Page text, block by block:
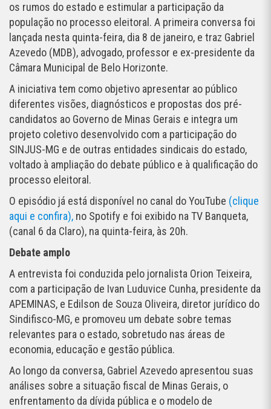
os rumos do estado e estimular a participação da
população no processo eleitoral. A primeira conversa foi
lançada nesta quinta-feira, dia 8 de janeiro, e traz Gabriel
Azevedo (MDB), advogado, professor e ex-presidente da
Câmara Municipal de Belo Horizonte.
A iniciativa tem como objetivo apresentar ao público
diferentes visões, diagnósticos e propostas dos pré-
candidatos ao Governo de Minas Gerais e integra um
projeto coletivo desenvolvido com a participação do
SINJUS-MG e de outras entidades sindicais do estado,
voltado à ampliação do debate público e à qualificação do
processo eleitoral.
O episódio já está disponível no canal do YouTube (clique
aqui e confira), no Spotify e foi exibido na TV Banqueta,
(canal 6 da Claro), na quinta-feira, às 20h.
Debate amplo
A entrevista foi conduzida pelo jornalista Orion Teixeira,
com a participação de Ivan Luduvice Cunha, presidente da
APEMINAS, e Edilson de Souza Oliveira, diretor jurídico do
Sindifisco-MG, e promoveu um debate sobre temas
relevantes para o estado, sobretudo nas áreas de
economia, educação e gestão pública.
Ao longo da conversa, Gabriel Azevedo apresentou suas
análises sobre a situação fiscal de Minas Gerais, o
enfrentamento da dívida pública e o modelo de